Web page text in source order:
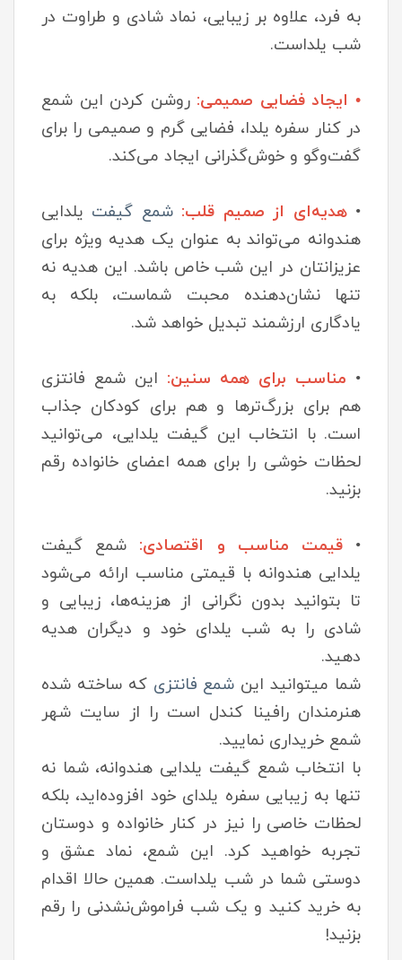
به فرد، علاوه بر زیبایی، نماد شادی و طراوت در
شب یلداست.
• ایجاد فضایی صمیمی: روشن کردن این شمع
در کنار سفره یلدا، فضایی گرم و صمیمی را برای
گفت‌وگو و خوش‌گذرانی ایجاد می‌کند.
•هدیه‌ای از صمیم قلب: شمع گیفت یلدایی
هندوانه می‌تواند به عنوان یک هدیه ویژه برای
عزیزانتان در این شب خاص باشد. این هدیه نه
تنها نشان‌دهنده محبت شماست، بلکه به
یادگاری ارزشمند تبدیل خواهد شد.
• مناسب برای همه سنین: این شمع فانتزی
هم برای بزرگ‌ترها و هم برای کودکان جذاب
است. با انتخاب این گیفت یلدایی، می‌توانید
لحظات خوشی را برای همه اعضای خانواده رقم
بزنید.
• قیمت مناسب و اقتصادی: شمع گیفت
یلدایی هندوانه با قیمتی مناسب ارائه می‌شود
تا بتوانید بدون نگرانی از هزینه‌ها، زیبایی و
شادی را به شب یلدای خود و دیگران هدیه
دهید.
شما میتوانید این شمع فانتزی که ساخته شده
هنرمندان رافینا کندل است را از سایت شهر
شمع خریداری نمایید.
با انتخاب شمع گیفت یلدایی هندوانه، شما نه
تنها به زیبایی سفره یلدای خود افزوده‌اید، بلکه
لحظات خاصی را نیز در کنار خانواده و دوستان
تجربه خواهید کرد. این شمع، نماد عشق و
دوستی شما در شب یلداست. همین حالا اقدام
به خرید کنید و یک شب فراموش‌نشدنی را رقم
بزنید!